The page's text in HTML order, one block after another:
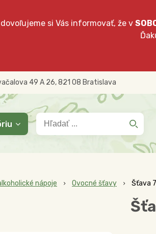
dovoľujeme si Vás informovať, že v
49 A 26, 821 08 Bratislava
nápoje Ovocné šťavy Šťava